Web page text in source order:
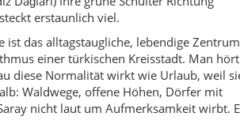
unbedingt erwartet. Hier wird der
und dazwischen Momente, in denen du
der Umgebung gehören auch Höhlen
genau deshalb so fotogen wirken. Saray
Und genau das macht ihn so stark.